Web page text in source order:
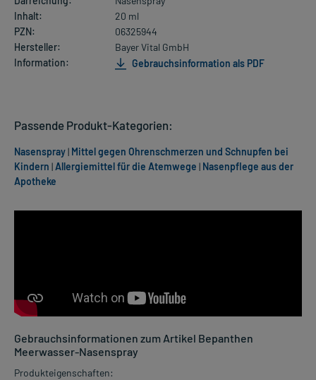
Inhalt:
20 ml
PZN:
06325944
Hersteller:
Bayer Vital GmbH
Information:
Gebrauchsinformation als PDF
Gebrauchsinformationen zum Artikel Bepanthen
Meerwasser-Nasenspray
Produkteigenschaften:
Passende Produkt-Kategorien:
Nasenspray| Mittel gegen Ohrenschmerzen und Schnupfen bei
Kindern |Allergiemittel für die Atemwege | Nasenpflege aus der
Apotheke